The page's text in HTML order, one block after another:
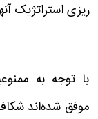
ریزی استراتژیک
با توجه به
موفق شده‌اند